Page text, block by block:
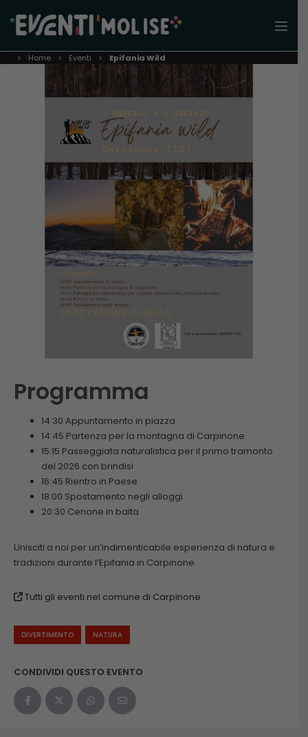
Home Eventi Epifania Wild
Programma
14:30 Appuntamento in piazza
14:45 Partenza per la montagna di Carpinone
15:15 Passeggiata naturalistica per il primo tramonto
del 2026 con brindisi
16:45 Rientro in Paese
18:00 Spostamento negli alloggi
20:30 Cenone in baita
Unisciti a noi per un’indimenticabile esperienza di natura e
tradizioni durante l’Epifania in Carpinone.
Tutti gli eventi nel comune di Carpinone
DIVERTIMENTO NATURA
CONDIVIDI QUESTO EVENTO